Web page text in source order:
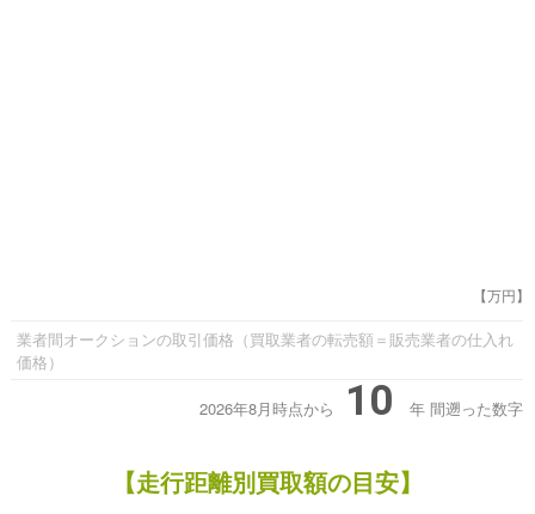
【万円】
業者間オークションの取引価格（買取業者の転売額＝販売業者の仕入れ
価格）
2026年8月時点から 10 年 間遡った数字
【走行距離別買取額の目安】